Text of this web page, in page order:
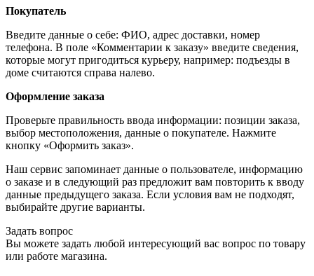
Покупатель
Введите данные о себе: ФИО, адрес доставки, номер
телефона. В поле «Комментарии к заказу» введите сведения,
которые могут пригодиться курьеру, например: подъезды в
доме считаются справа налево.
Оформление заказа
Проверьте правильность ввода информации: позиции заказа,
выбор местоположения, данные о покупателе. Нажмите
кнопку «Оформить заказ».
Наш сервис запоминает данные о пользователе, информацию
о заказе и в следующий раз предложит вам повторить к вводу
данные предыдущего заказа. Если условия вам не подходят,
выбирайте другие варианты.
Задать вопрос
Вы можете задать любой интересующий вас вопрос по товару
или работе магазина.